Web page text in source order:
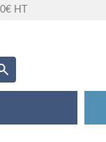
HT
Recherche